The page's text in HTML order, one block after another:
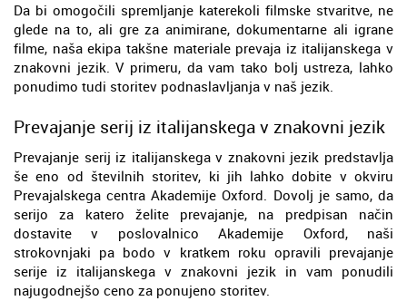
Da bi omogočili spremljanje katerekoli filmske stvaritve, ne
glede na to, ali gre za animirane, dokumentarne ali igrane
filme, naša ekipa takšne materiale prevaja iz italijanskega v
znakovni jezik. V primeru, da vam tako bolj ustreza, lahko
ponudimo tudi storitev podnaslavljanja v naš jezik.
Prevajanje serij iz italijanskega v znakovni jezik
Prevajanje serij iz italijanskega v znakovni jezik predstavlja
še eno od številnih storitev, ki jih lahko dobite v okviru
Prevajalskega centra Akademije Oxford. Dovolj je samo, da
serijo za katero želite prevajanje, na predpisan način
dostavite v poslovalnico Akademije Oxford, naši
strokovnjaki pa bodo v kratkem roku opravili prevajanje
serije iz italijanskega v znakovni jezik in vam ponudili
najugodnejšo ceno za ponujeno storitev.